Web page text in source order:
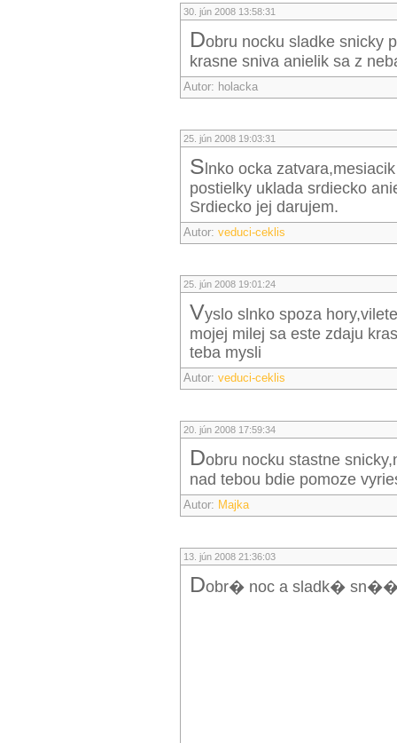
30. jún 2008 13:58:31
dobru nocku sladke snicky
krasne sniva anielik sa z
Autor: holacka
25. jún 2008 19:03:31
Slnko ocka
postielky uklada srdiecko
Srdiecko jej darujem.
Autor: veduci-ceklis
25. jún 2008 19:01:24
Vyslo slnko spoza
mojej milej sa este zdaju
teba mysli
Autor: veduci-ceklis
20. jún 2008 17:59:34
dobru nocku stastne
nad tebou bdie pomoze
Autor: Majka
13. jún 2008 21:36:03
Dobr� noc a sladk�